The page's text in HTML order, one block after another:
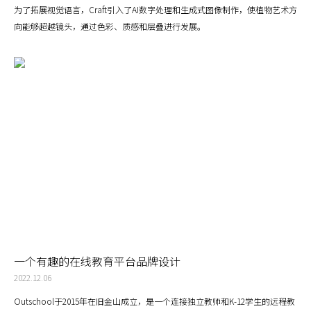
为了拓展视觉语言，Craft引入了AI数字处理和生成式图像制作，使植物艺术方
向能够超越镜头，通过色彩、质感和层叠进行发展。
一个有趣的在线教育平台品牌设计
2022.12.06
Outschool于2015年在旧金山成立，是一个连接独立教师和K-12学生的远程教